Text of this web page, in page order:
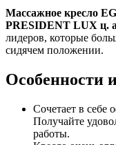
Массажное кресло
PRESIDENT LUX ц.
лидеров, которые
сидячем положении.
Особенности
Сочетает в себе
Получайте
работы.